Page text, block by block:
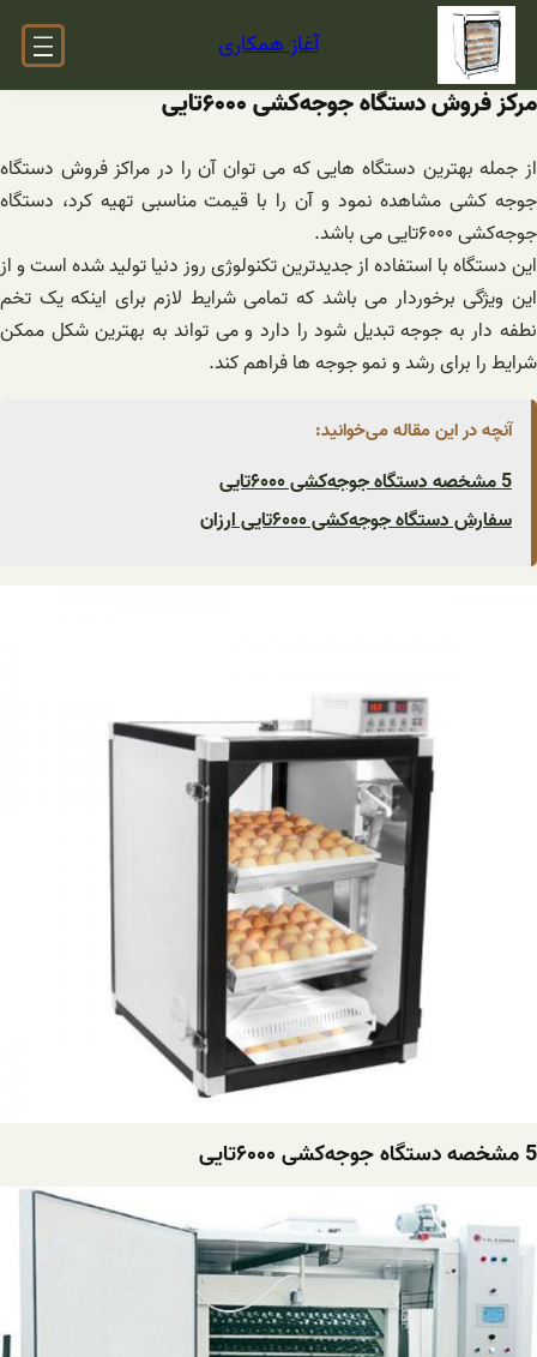
رفتن
محتوا
آغاز همکاری
مرکز فروش دستگاه ‌جوجه‌کشی ۶۰۰۰تایی
از جمله بهترین دستگاه هایی که می توان آن را در مراکز فروش دستگاه
جوجه کشی مشاهده نمود و آن را با قیمت مناسبی تهیه کرد، دستگاه
‌جوجه‌کشی ۶۰۰۰تایی می باشد.
این دستگاه با استفاده از جدیدترین تکنولوژی روز دنیا تولید شده است و از
این ویژگی برخوردار می باشد که تمامی شرایط لازم برای اینکه یک تخم
نطفه دار به جوجه تبدیل شود را دارد و می تواند به بهترین شکل ممکن
شرایط را برای رشد و نمو جوجه ها فراهم کند.
آنچه در این مقاله می‌خوانید:
5 مشخصه دستگاه ‌جوجه‌کشی ۶۰۰۰تایی
سفارش دستگاه ‌جوجه‌کشی ۶۰۰۰تایی ارزان
5 مشخصه دستگاه ‌جوجه‌کشی ۶۰۰۰تایی